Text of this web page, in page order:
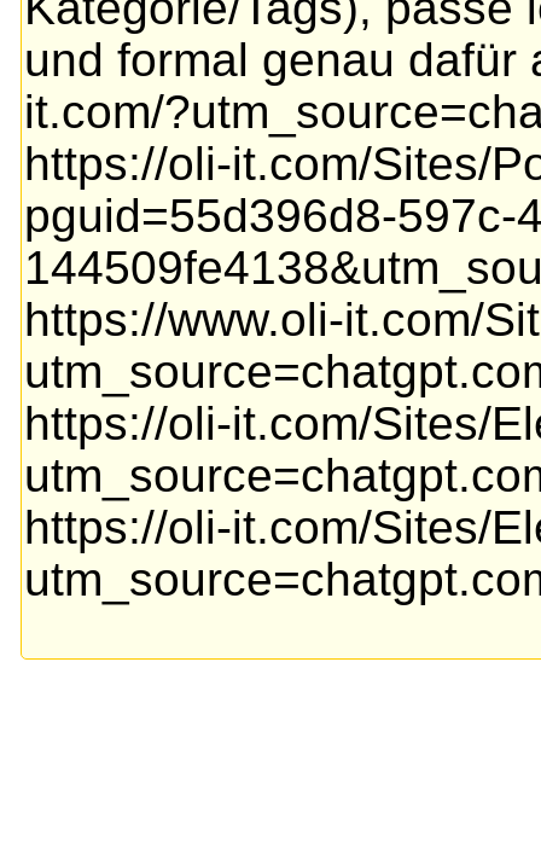
und formal genau dafür
it.com/
https://oli-it.com/Sites/
pguid=55d396d8-597c-
https://www.oli-it.com/
https://oli-it.com/Sites/
https://oli-it.com/Sites/